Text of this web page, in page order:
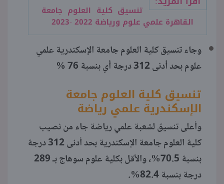
تنسيق كلية العلوم جامعة
القاهرة علمي علوم ورياضة 2022 -2023
وجاء تنسيق كلية العلوم جامعة الإسكندرية علمي
علوم بحد أدنى 312 درجة أي بنسبة 76 %
تنسيق كلية العلوم جامعة
الإسكندرية علمي رياضة
وأعلى تنسيق لشعبة علمي رياضة جاء من نصيب
كلية العلوم جامعة الإسكندرية بحد أدنى 312 درجة
بنسبة 70.5%، والأقل بكلية علوم سوهاج بـ 289
درجة بنسبة 82.4%.